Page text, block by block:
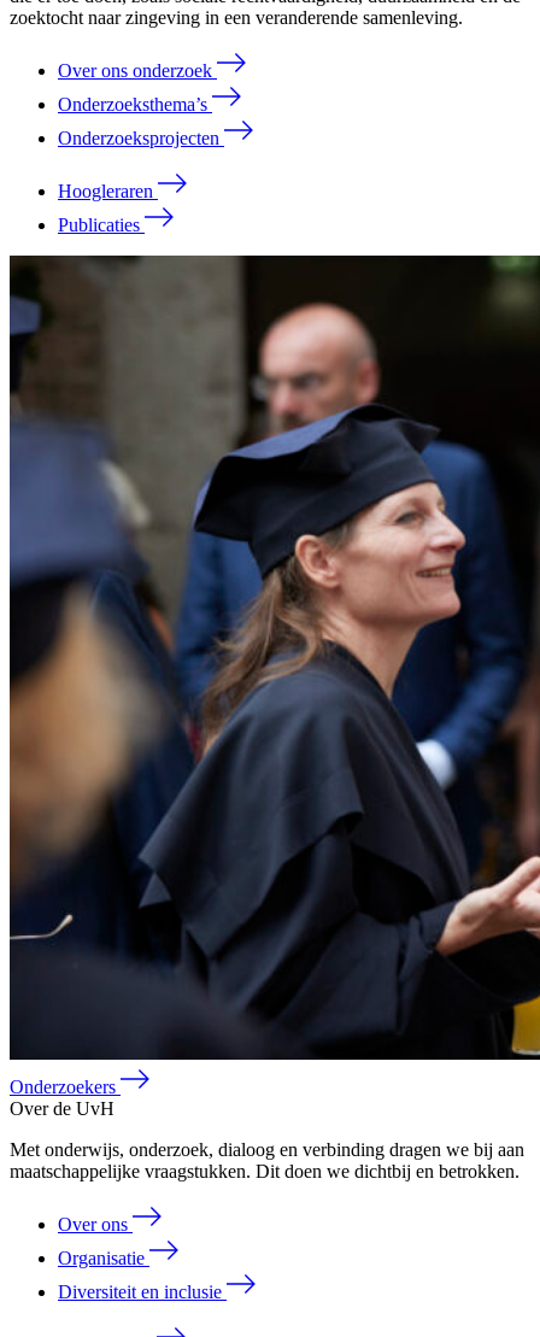
zoektocht naar zingeving in een veranderende samenleving.
Over ons onderzoek
Onderzoeksthema’s
Onderzoeksprojecten
Hoogleraren
Publicaties
Onderzoekers
Over de UvH
Met onderwijs, onderzoek, dialoog en verbinding dragen we bij aan
maatschappelijke vraagstukken. Dit doen we dichtbij en betrokken.
Over ons
Organisatie
Diversiteit en inclusie